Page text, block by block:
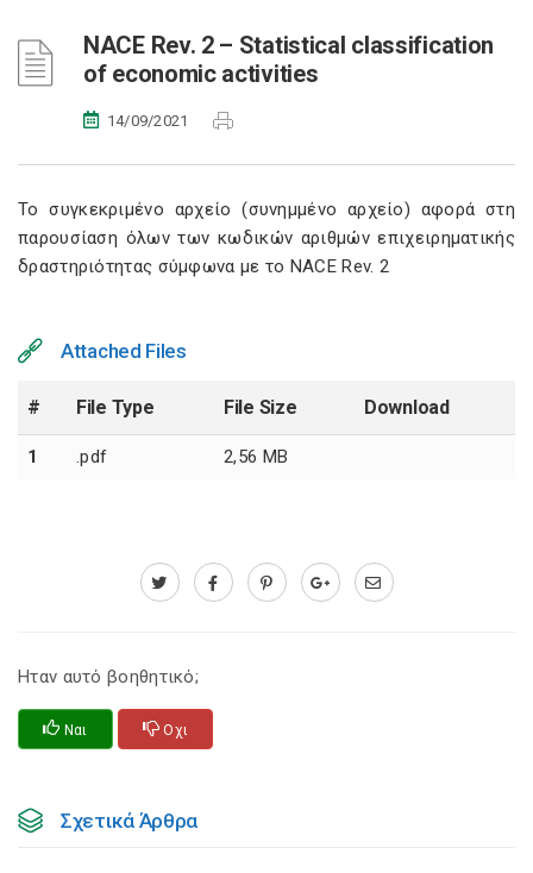
NACE Rev. 2 – Statistical classification
of economic activities
14/09/2021
Το συγκεκριμένο αρχείο (συνημμένο αρχείο) αφορά στη
παρουσίαση όλων των κωδικών αριθμών επιχειρηματικής
δραστηριότητας σύμφωνα με το NACE Rev. 2
Attached Files
# File Type File Size Download
1 .pdf 2,56 MB
Ηταν αυτό βοηθητικό;
Ναι Οχι
Σχετικά Άρθρα